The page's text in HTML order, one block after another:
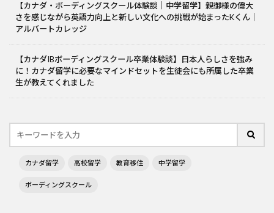
【カナダ・ボーディングスクール体験談｜中学留学】親御様の偉大
さを感じながら英語力向上と新しい文化への挑戦が始まったKくん｜
アルバートカレッジ
【カナダIBボーディングスクール卒業体験談】日本人らしさを強み
に！カナダ留学に必要なマインドセットを生徒会にも所属した卒業
生が教えてくれました
カナダ留学 高校留学 教育移住 中学留学
ボーディングスクール